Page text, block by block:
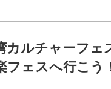
カルチャーフ
フェスへ行こう